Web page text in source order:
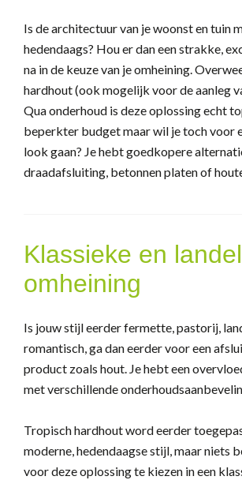
Is de architectuur van je woonst en tuin
hedendaags? Hou er dan een strakke,
na in de keuze van je omheining.
hardhout (ook mogelijk voor de aanleg
Qua onderhoud is deze oplossing echt
beperkter budget maar wil je toch voor
look gaan? Je hebt goedkopere
draadafsluiting, betonnen platen of
Klassieke en
omheining
Is jouw stijl eerder fermette, pastorij,
romantisch, ga dan eerder voor een
product zoals hout. Je hebt een
met verschillende
Tropisch hardhout word eerder
moderne, hedendaagse stijl, maar niets
voor deze oplossing te kiezen in een